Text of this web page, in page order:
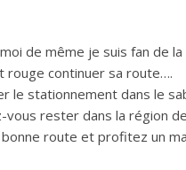
de même je suis fan de
rouge continuer sa route….
le stationnement dans le
rester dans la région
route et profitez un